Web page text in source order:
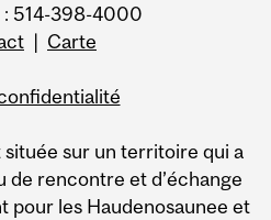
: 514-398-4000
| Carte
située sur un territoire qui a
de rencontre et d’échange
pour les Haudenosaunee et